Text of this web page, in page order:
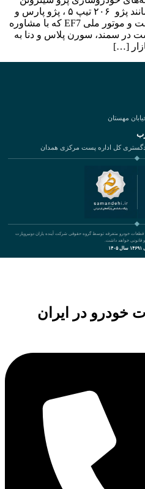
مهستان
کل اداره پست مرکزی همدان
قطعات خودرو متفرقه توسط گروه حقوقی شرکت آینده یاران دونیروپارت
قانونی خواهد داشت.
خودرو در ایران